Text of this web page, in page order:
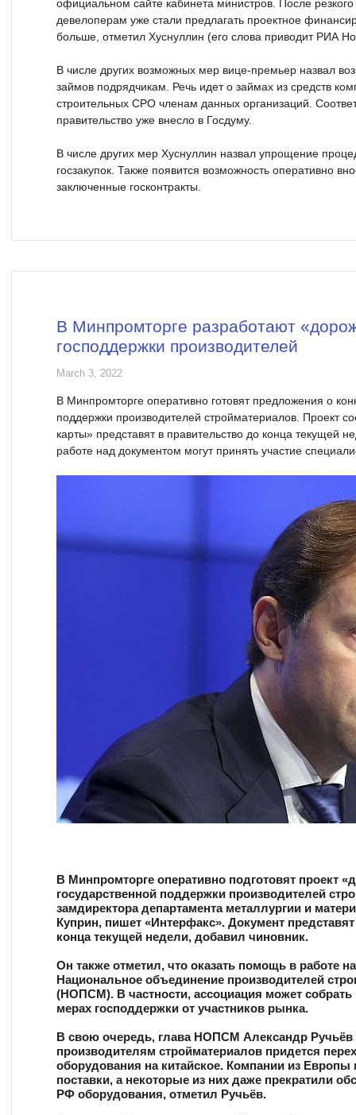
официальном сайте кабинета министров. После
девелоперам уже стали предлагать проектное
больше, отметил Хуснуллин (его слова приводит РИА
В числе других возможных мер вице-премьер назвал
займов подрядчикам. Речь идет о займах из средств
строительных СРО членам данных организаций.
правительство уже внесло в Госдуму.
В числе других мер Хуснуллин назвал упрощение
госзакупок. Также появится возможность оперативно
заключенные госконтракты.
В Минпромторге разработают
господдержки производителей
March 3, 2022
В Минпромторге оперативно готовят предложения о
поддержки производителей стройматериалов. Проект
карты» представят в правительство до конца текущей
работе над документом могут принять участие
В Минпромторге оперативно подготовят проект
государственной поддержки производителей
замдиректора департамента металлургии и
Куприн, пишет «Интерфакс». Документ
конца текущей недели, добавил чиновник.
Он также отметил, что оказать помощь в работе
Национальное объединение производителей
(НОПСМ). В частности, ассоциация может
мерах господдержки от участников рынка.
В свою очередь, глава НОПСМ Александр Ручьёв
производителям стройматериалов придется
оборудования на китайское. Компании из
поставки, а некоторые из них даже прекратили
РФ оборудования, отметил Ручьёв.